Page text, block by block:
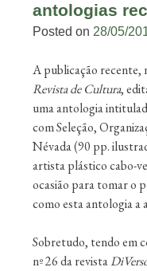
antologias
Posted on 28/05/
A publicação
Revista de Cultura,
uma antologia
com Seleção,
Névada (90 pp.
artista plástico cabo-
ocasião para tomar o
como esta antologia a
Sobretudo, tendo em
nº 26 da revista